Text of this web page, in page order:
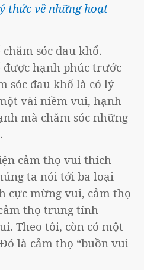
thức về những hoạt
sóc đau khổ.
được hạnh phúc trước
sóc đau khổ là có lý
vài niềm vui, hạnh
mà chăm sóc những
cảm thọ vui thích
ta nói tới ba loại
cực mừng vui, cảm thọ
thọ trung tính
Theo tôi, còn có một
là cảm thọ “buồn vui